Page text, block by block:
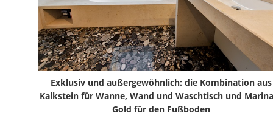
Exklusiv und außergewöhnlich: die Kombination aus
Kalkstein für Wanne, Wand und Waschtisch und
Gold für den Fußboden